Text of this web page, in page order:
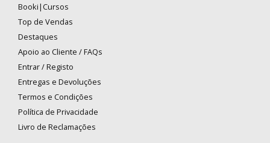
Booki|Cursos
Top de Vendas
Destaques
Apoio ao Cliente / FAQs
Entrar / Registo
Entregas e Devoluções
Termos e Condições
Política de Privacidade
Livro de Reclamações